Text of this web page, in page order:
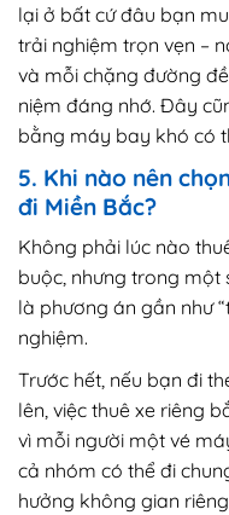
lại ở bất cứ đâu bạn
trải nghiệm trọn vẹn –
và mỗi chặng đường
niệm đáng nhớ. Đây
bằng máy bay khó có
5. Khi nào nên
đi Miền Bắc?
Không phải lúc nào
buộc, nhưng trong một
là phương án gần như
nghiệm.
Trước hết, nếu bạn đi
lên, việc thuê xe riêng
vì mỗi người một vé
cả nhóm có thể đi
hưởng không gian